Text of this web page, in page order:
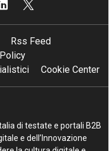
Rss Feed
Cookie Center
di testate e portali B2B
e dell’Innovazione